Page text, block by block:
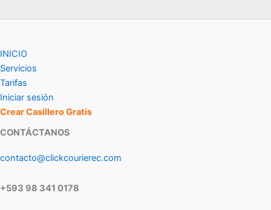
INICIO
Servicios
Tarifas
Iniciar sesión
Crear Casillero Gratis
CONTÁCTANOS
contacto@clickcourierec.com
+593 98 341 0178